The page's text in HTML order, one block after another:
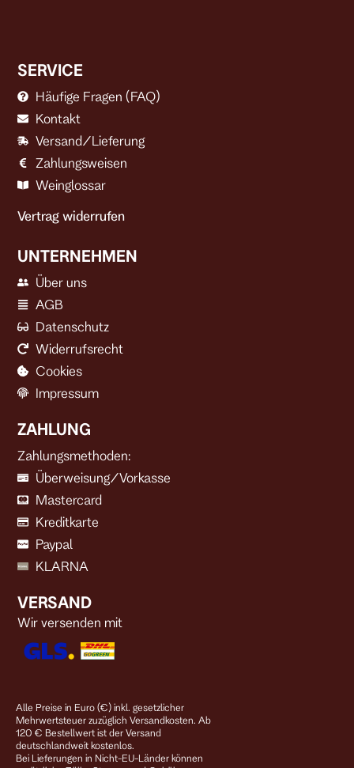
SERVICE
Häufige Fragen (FAQ)
Kontakt
Versand/Lieferung
Zahlungsweisen
Weinglossar
Vertrag widerrufen
UNTERNEHMEN
Über uns
AGB
Datenschutz
Widerrufsrecht
Cookies
Impressum
ZAHLUNG
Zahlungsmethoden:
Überweisung/Vorkasse
Mastercard
Kreditkarte
Paypal
KLARNA
VERSAND
Wir versenden mit
Alle Preise in Euro (€) inkl. gesetzlicher
Mehrwertsteuer zuzüglich Versandkosten. Ab
120 € Bestellwert ist der Versand
deutschlandweit kostenlos.
Bei Lieferungen in Nicht-EU-Länder können